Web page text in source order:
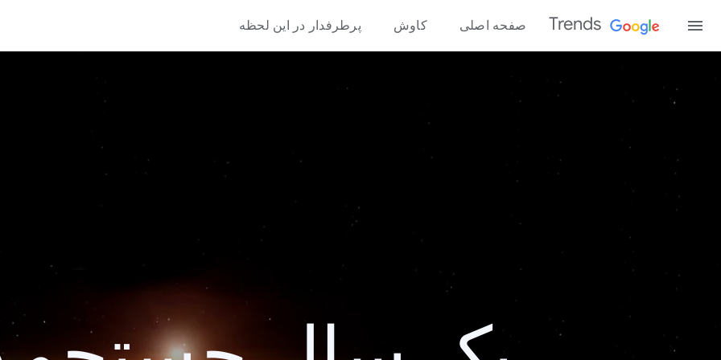
Trends صفحه اصلی کاوش پرطرفدار در این لحظه